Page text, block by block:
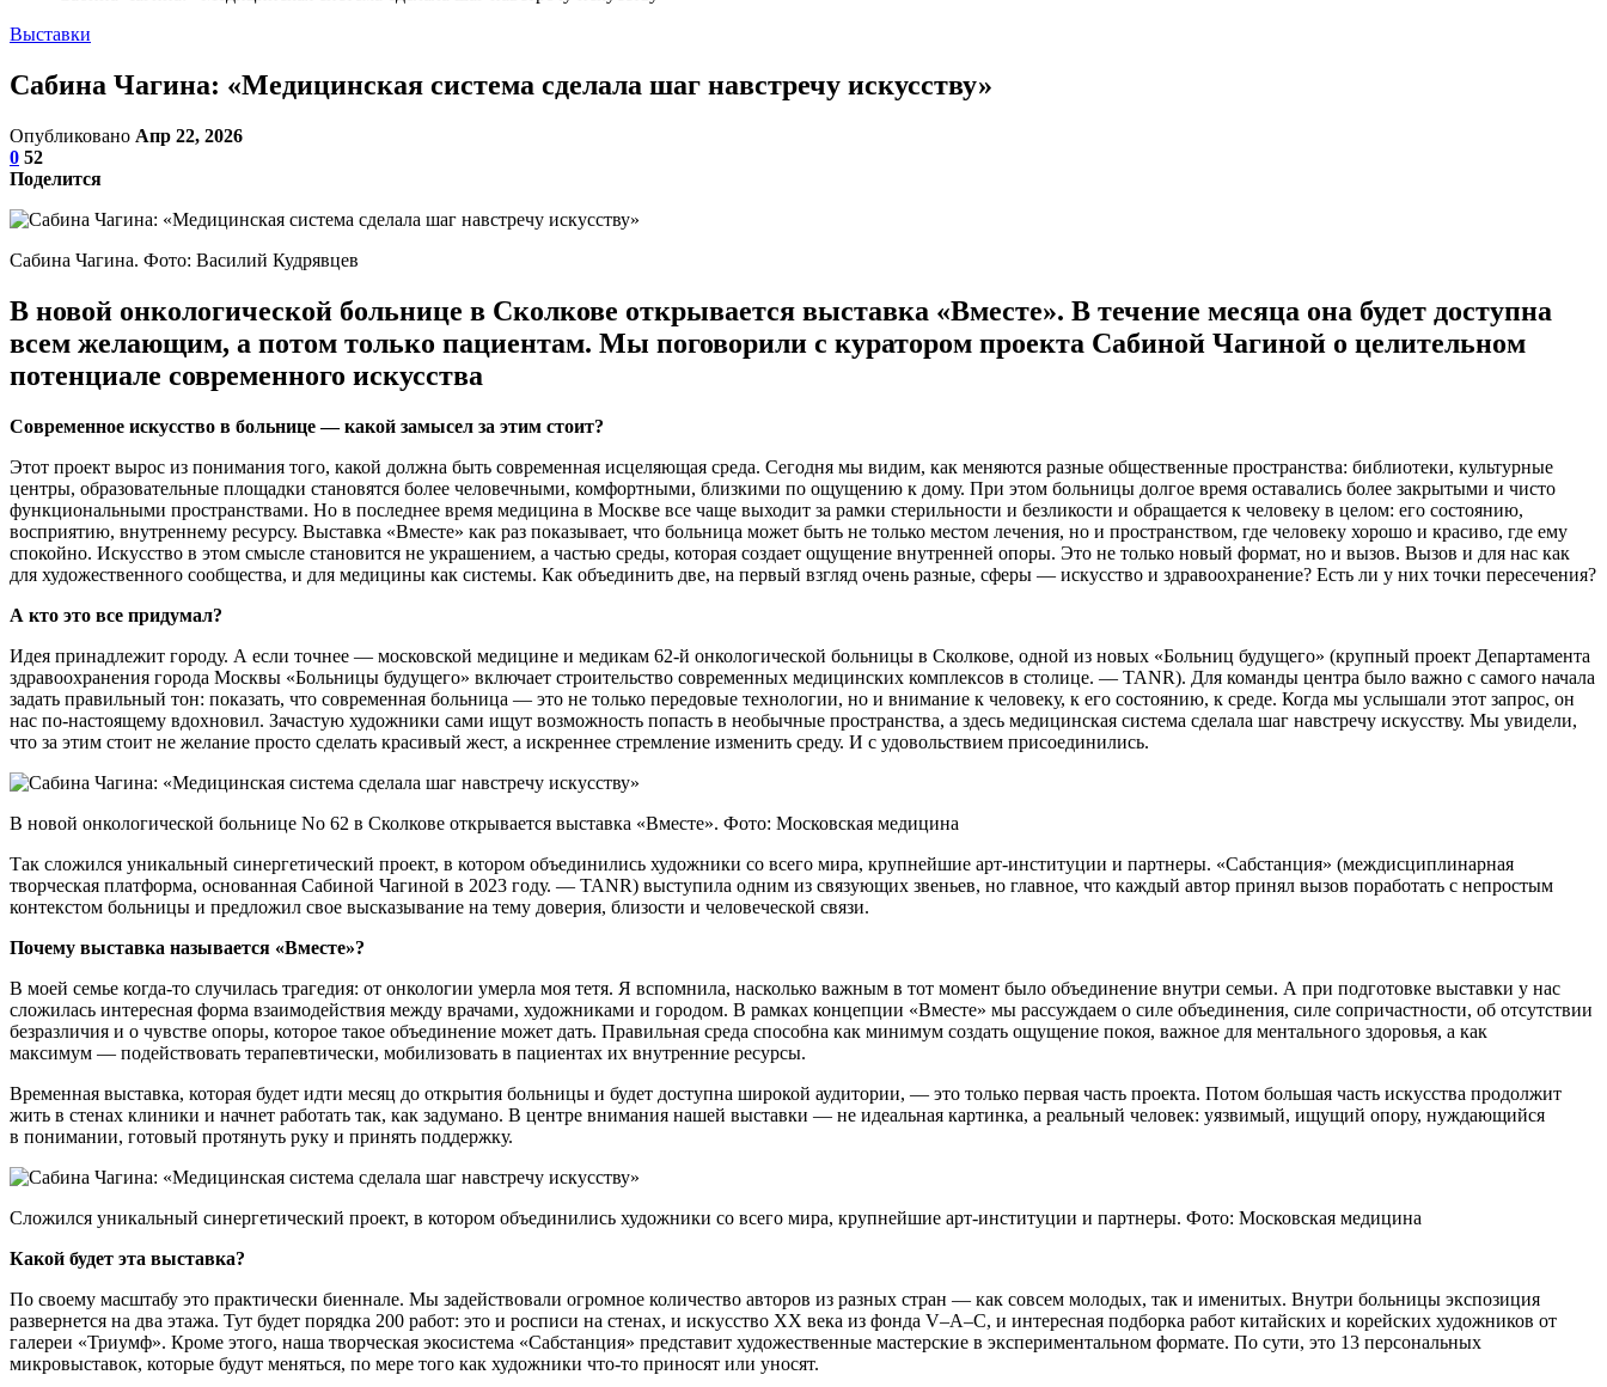
Выставки
Сабина Чагина: «Медицинская система сделала шаг навстречу искусству»
Опубликовано Апр 22, 2026
0 52
Поделится
Сабина Чагина. Фото: Василий Кудрявцев
В новой онкологической больнице в Сколкове открывается выставка «Вместе». В течение месяца она будет доступна
всем желающим, а потом только пациентам. Мы поговорили с куратором проекта Сабиной Чагиной о целительном
потенциале современного искусства
Современное искусство в больнице — какой замысел за этим стоит?
Этот проект вырос из понимания того, какой должна быть современная исцеляющая среда. Сегодня мы видим, как меняются разные общественные пространства: библиотеки, культурные
центры, образовательные площадки становятся более человечными, комфортными, близкими по ощущению к дому. При этом больницы долгое время оставались более закрытыми и чисто
функциональными пространствами. Но в последнее время медицина в Москве все чаще выходит за рамки стерильности и безликости и обращается к человеку в целом: его состоянию,
восприятию, внутреннему ресурсу. Выставка «Вместе» как раз показывает, что больница может быть не только местом лечения, но и пространством, где человеку хорошо и красиво, где ему
спокойно. Искусство в этом смысле становится не украшением, а частью среды, которая создает ощущение внутренней опоры. Это не только новый формат, но и вызов. Вызов и для нас как
для художественного сообщества, и для медицины как системы. Как объединить две, на первый взгляд очень разные, сферы — искусство и здравоохранение? Есть ли у них точки пересечения?
А кто это все придумал?
Идея принадлежит городу. А если точнее — московской медицине и медикам 62-й онкологической больницы в Сколкове, одной из новых «Больниц будущего» (крупный проект Департамента
здравоохранения города Москвы «Больницы будущего» включает строительство современных медицинских комплексов в столице. — TANR). Для команды центра было важно с самого начала
задать правильный тон: показать, что современная больница — это не только передовые технологии, но и внимание к человеку, к его состоянию, к среде. Когда мы услышали этот запрос, он
нас по-настоящему вдохновил. Зачастую художники сами ищут возможность попасть в необычные пространства, а здесь медицинская система сделала шаг навстречу искусству. Мы увидели,
что за этим стоит не желание просто сделать красивый жест, а искреннее стремление изменить среду. И с удовольствием присоединились.
В новой онкологической больнице No 62 в Сколкове открывается выставка «Вместе». Фото: Московская медицина
Так сложился уникальный синергетический проект, в котором объединились художники со всего мира, крупнейшие арт-институции и партнеры. «Сабстанция» (междисциплинарная
творческая платформа, основанная Сабиной Чагиной в 2023 году. — TANR) выступила одним из связующих звеньев, но главное, что каждый автор принял вызов поработать с непростым
контекстом больницы и предложил свое высказывание на тему доверия, близости и человеческой связи.
Почему выставка называется «Вместе»?
В моей семье когда-то случилась трагедия: от онкологии умерла моя тетя. Я вспомнила, насколько важным в тот момент было объединение внутри семьи. А при подготовке выставки у нас
сложилась интересная форма взаимодействия между врачами, художниками и городом. В рамках концепции «Вместе» мы рассуждаем о силе объединения, силе сопричастности, об отсутствии
безразличия и о чувстве опоры, которое такое объединение может дать. Правильная среда способна как минимум создать ощущение покоя, важное для ментального здоровья, а как
максимум — подействовать терапевтически, мобилизовать в пациентах их внутренние ресурсы.
Временная выставка, которая будет идти месяц до открытия больницы и будет доступна широкой аудитории, — это только первая часть проекта. Потом большая часть искусства продолжит
жить в стенах клиники и начнет работать так, как задумано. В центре внимания нашей выставки — не идеальная картинка, а реальный человек: уязвимый, ищущий опору, нуждающийся
в понимании, готовый протянуть руку и принять поддержку.
Сложился уникальный синергетический проект, в котором объединились художники со всего мира, крупнейшие арт-институции и партнеры. Фото: Московская медицина
Какой будет эта выставка?
По своему масштабу это практически биеннале. Мы задействовали огромное количество авторов из разных стран — как совсем молодых, так и именитых. Внутри больницы экспозиция
развернется на два этажа. Тут будет порядка 200 работ: это и росписи на стенах, и искусство XX века из фонда V–A–C, и интересная подборка работ китайских и корейских художников от
галереи «Триумф». Кроме этого, наша творческая экосистема «Сабстанция» представит художественные мастерские в экспериментальном формате. По сути, это 13 персональных
микровыставок, которые будут меняться, по мере того как художники что-то приносят или уносят.